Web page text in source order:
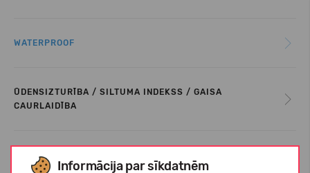
Informācija par sīkdatnēm
WATERPROOF
ŪDENSIZTURĪBA / SILTUMA INDEKSS / GAISA
CAURLAIDĪBA
LETEICAMĀ TEMPERATŪRA